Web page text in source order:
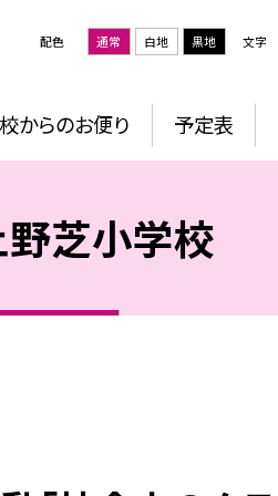
配色 通常 白地 黒地 文字
からのお便り 予定表
芝小学校